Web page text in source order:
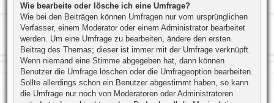
Wie bearbeite oder lösche ich eine Umfrage?
Wie bei den Beiträgen können Umfragen nur vom ursprünglichen
Verfasser, einem Moderator oder einem Administrator bearbeitet
werden. Um eine Umfrage zu bearbeiten, ändere den ersten
Beitrag des Themas; dieser ist immer mit der Umfrage verknüpft.
Wenn niemand eine Stimme abgegeben hat, dann können
Benutzer die Umfrage löschen oder die Umfrageoption bearbeiten.
Sollte allerdings schon ein Benutzer abgestimmt haben, so kann
die Umfrage nur noch von Moderatoren oder Administratoren